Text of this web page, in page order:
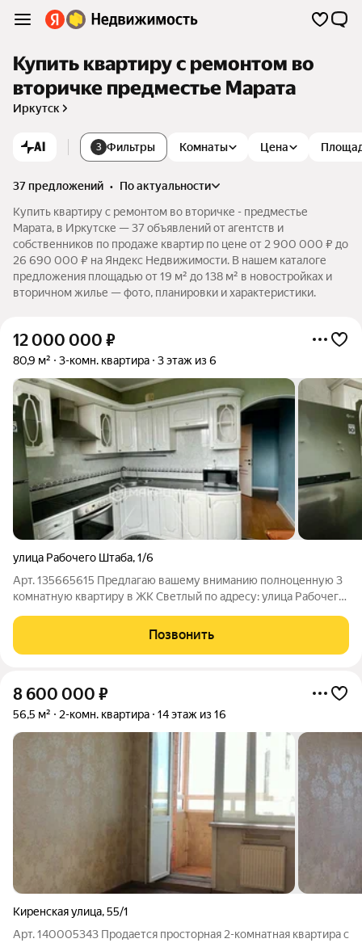
Купить квартиру с ремонтом во
вторичке предместье Марата
Иркутск
AI 3 Фильтры Комнаты Цена
37 предложений •
по актуальности
Купить квартиру с ремонтом во вторичке - предместье
Марата, в Иркутске — 37 объявлений от агентств и
собственников по продаже квартир по цене от 2 900 000 ₽ до
26 690 000 ₽ на Яндекс Недвижимости. В нашем каталоге
предложения площадью от 19 м² до 138 м² в новостройках и
вторичном жилье — фото, планировки и характеристики.
12 000 000 ₽
80,9 м² 3-комн. квартира 3 этаж из 6
улица Рабочего Штаба,1/6
Арт. 135665615 Предлагаю вашему вниманию полноценную 3
комнатную квартиру в ЖК Светлый по адресу: улица Рабочего
застройщик Новый Город. Закрытая территория, детская
площадка, достаточно парковочных
Позвонить
8 600 000 ₽
56,5 м² 2-комн. квартира 14 этаж из 16
Киренская улица,55/1
Арт. 140005343 Продается просторная 2-комнатная квартира с